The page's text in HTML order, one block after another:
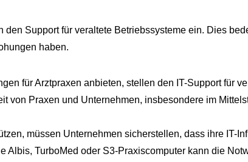
Support für veraltete Betriebssysteme ein. Dies
haben.
für Arztpraxen anbieten, stellen den IT-Support für
von Praxen und Unternehmen, insbesondere im
müssen Unternehmen sicherstellen, dass ihre IT-
Albis, TurboMed oder S3-Praxiscomputer kann die